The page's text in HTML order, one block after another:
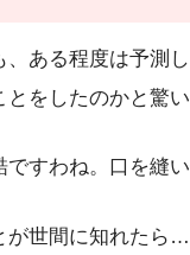
、ある程度は予測
とをしたのかと驚い
ですわね。口を縫
が世間に知れたら